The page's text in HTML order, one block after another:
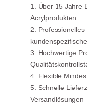
1. Über 15 Jahre
Acrylprodukten
2.
3. Hochwertige
4. Flexible
5. Schnelle
Versandlösungen